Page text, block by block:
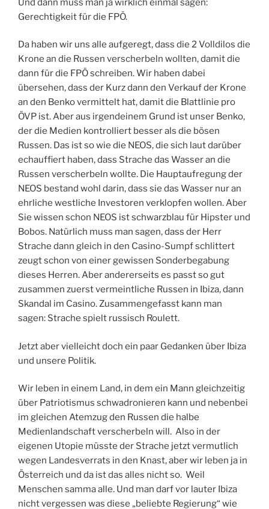
Und dann muss man ja wirklich einmal sagen:
Gerechtigkeit für die FPÖ.
Da haben wir uns alle aufgeregt, dass die 2 Volldilos die
Krone an die Russen verscherbeln wollten, damit die
dann für die FPÖ schreiben. Wir haben dabei
übersehen, dass der Kurz dann den Verkauf der Krone
an den Benko vermittelt hat, damit die Blattlinie pro
ÖVP ist. Aber aus irgendeinem Grund ist unser Benko,
der die Medien kontrolliert besser als die bösen
Russen. Das ist so wie die NEOS, die sich laut darüber
echauffiert haben, dass Strache das Wasser an die
Russen verscherbeln wollte. Die Hauptaufregung der
NEOS bestand wohl darin, dass sie das Wasser nur an
ehrliche westliche Investoren verklopfen wollen. Aber
Sie wissen schon NEOS ist schwarzblau für Hipster und
Bobos. Natürlich muss man sagen, dass der Herr
Strache dann gleich in den Casino-Sumpf schlittert
zeugt schon von einer gewissen Sonderbegabung
dieses Herren. Aber andererseits es passt so gut
zusammen zuerst vermeintliche Russen in Ibiza, dann
Skandal im Casino. Zusammengefasst kann man
sagen: Strache spielt russisch Roulett.
Jetzt aber vielleicht doch ein paar Gedanken über Ibiza
und unsere Politik.
Wir leben in einem Land, in dem ein Mann gleichzeitig
über Patriotismus schwadronieren kann und nebenbei
im gleichen Atemzug den Russen die halbe
Medienlandschaft verscherbeln will. Also in der
eigenen Utopie müsste der Strache jetzt vermutlich
wegen Landesverrats in den Knast, aber wir leben ja in
Österreich und da ist das alles nicht so. Weil
Menschen samma alle. Und man darf vor lauter Ibiza
nicht vergessen was diese „beliebte Regierung“ wie